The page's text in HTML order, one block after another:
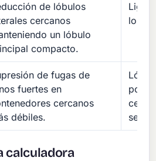
de lóbulos
cercanos
un lóbulo
compacto.
los
de fugas de
fuertes en
cercanos
débiles.
por
calculadora